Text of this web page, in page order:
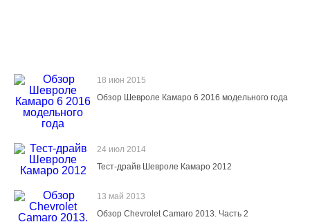
18 июн 2015
Обзор Шевроле Камаро 6 2016 модельного года
24 июл 2014
Тест-драйв Шевроле Камаро 2012
13 май 2013
Обзор Chevrolet Camaro 2013. Часть 2